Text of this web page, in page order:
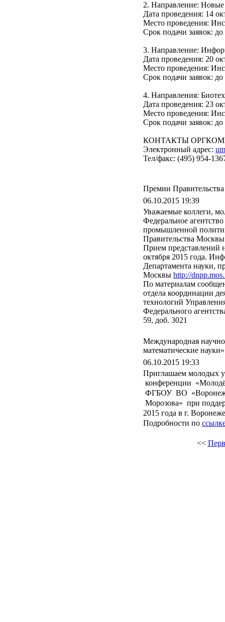
2. Направление:
Дата проведения: 14
Место проведения:
Срок подачи заявок: до
3. Направление:
Дата проведения: 20
Место проведения:
Срок подачи заявок: до
4. Направления:
Дата проведения: 23
Место проведения:
Срок подачи заявок: до
КОНТАКТЫ
Электронный адрес:
Тел/факс: (495) 954-
Премии
06.10.2015 19:39
Уважаемые коллеги,
Федеральное
промышленной
Правительства
Прием представлений
октября 2015 года.
Департамента науки,
Москвы http://
По материалам
отдела координации
технологий
Федерального
59, доб. 3021
Международная
математические науки»
06.10.2015 19:33
Приглашаем молодых
конференции
ФГБОУ ВО
Морозова» при
2015 года в г.
Подробности по
<<